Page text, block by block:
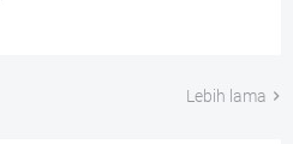
Lebih lama